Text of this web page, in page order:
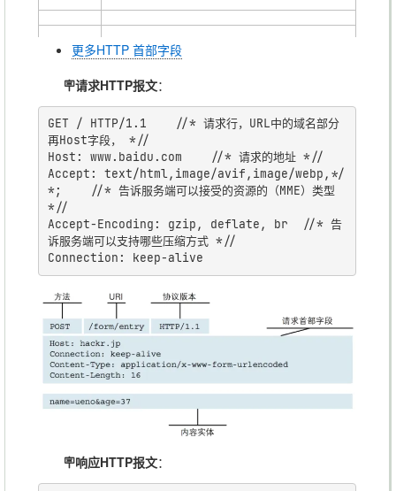
🪧响应
status
-line
状态码描述
Conte
nt-
Lengt
h
服务器返回数据的长度
Conte
nt-
Type
Conte
nt-
Encod
发送的实体数据采用的编码类型（压缩方
式），和Accept-Encoding对应
更多HTTP 首部字段
🪧请求HTTP报文：
GET / HTTP/1.1    //* 请求行，URL中的域名部分
再Host字段， *//
Host: www.baidu.com    //* 请求的地址 *//
Accept: text/html,image/avif,image/webp,*/
*;    //* 告诉服务端可以接受的资源的（MME）类型
*//
Accept-Encoding: gzip, deflate, br  //* 告
诉服务端可以支持哪些压缩方式 *//
🪧响应HTTP报文：